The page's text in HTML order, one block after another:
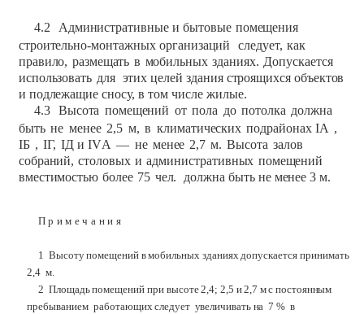
4.2 Административные и бытовые помещения
строительно-монтажных организаций следует, как
правило, размещать в мобильных зданиях. Допускается
использовать для этих целей здания строящихся объектов
и подлежащие сносу, в томчисле жилые.
4.3
Высота помещений от пола до потолка должна
быть не менее 2,5 м, в климатических подрайонах IА ,
IБ , IГ, IД и IVА — не менее 2,7 м. Высота залов
собраний, столовых и административных помещений
вместимостью более 75 чел. должна быть неменее3м.
П р и м е ч а н и я
1 Высотупомещений вмобильных зданияхдопускается принимать
2,4 м.
2 Площадьпомещений при высоте2,4; 2,5 и2,7 мс постоянным
пребыванием работающихследует увеличивать на 7 % в